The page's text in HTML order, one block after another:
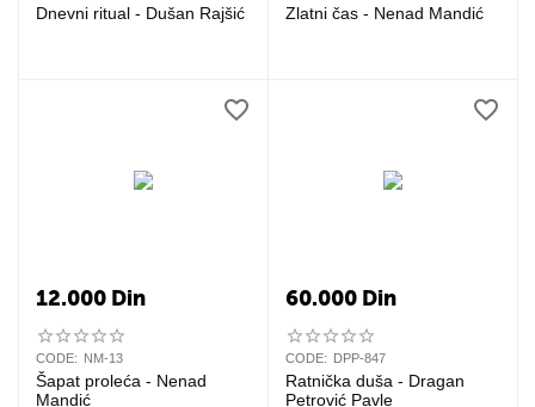
Dnevni ritual - Dušan Rajšić Zlatni čas - Nenad Mandić
12.000 Din
CODE: NM-13
Šapat proleća - Nenad
Mandić
60.000 Din
CODE: DPP-847
Ratnička duša - Dragan
Petrović Pavle